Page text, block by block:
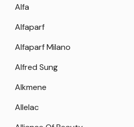
Alfa
Alfaparf
Alfaparf Milano
Alfred Sung
Alkmene
Allelac